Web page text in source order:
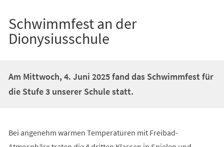
Schwimmfest an der
Dionysiusschule
Am Mittwoch, 4. Juni 2025 fand das Schwimmfest für
die Stufe 3 unserer Schule statt.
Bei angenehm warmen Temperaturen mit Freibad-